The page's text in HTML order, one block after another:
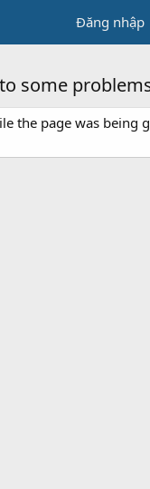
Đăng nhập
some
the page was being